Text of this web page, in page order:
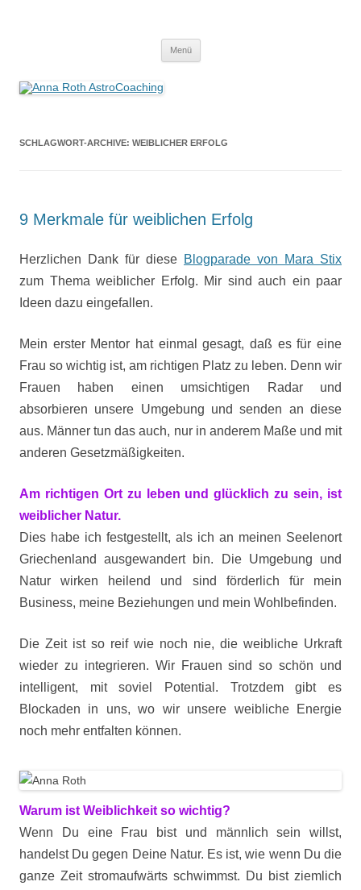
Menü
SCHLAGWORT-ARCHIVE: WEIBLICHER ERFOLG
9 Merkmale für weiblichen Erfolg
Herzlichen Dank für diese Blogparade von Mara Stix
zum Thema weiblicher Erfolg. Mir sind auch ein paar
Ideen dazu eingefallen.
Mein erster Mentor hat einmal gesagt, daß es für eine
Frau so wichtig ist, am richtigen Platz zu leben. Denn wir
Frauen haben einen umsichtigen Radar und
absorbieren unsere Umgebung und senden an diese
aus. Männer tun das auch, nur in anderem Maße und mit
anderen Gesetzmäßigkeiten.
Am richtigen Ort zu leben und glücklich zu sein, ist
weiblicher Natur.
Dies habe ich festgestellt, als ich an meinen Seelenort
Griechenland ausgewandert bin. Die Umgebung und
Natur wirken heilend und sind förderlich für mein
Business, meine Beziehungen und mein Wohlbefinden.
Die Zeit ist so reif wie noch nie, die weibliche Urkraft
wieder zu integrieren. Wir Frauen sind so schön und
intelligent, mit soviel Potential. Trotzdem gibt es
Blockaden in uns, wo wir unsere weibliche Energie
noch mehr entfalten können.
Warum ist Weiblichkeit so wichtig?
Wenn Du eine Frau bist und männlich sein willst,
handelst Du gegen Deine Natur. Es ist, wie wenn Du die
ganze Zeit stromaufwärts schwimmst. Du bist ziemlich